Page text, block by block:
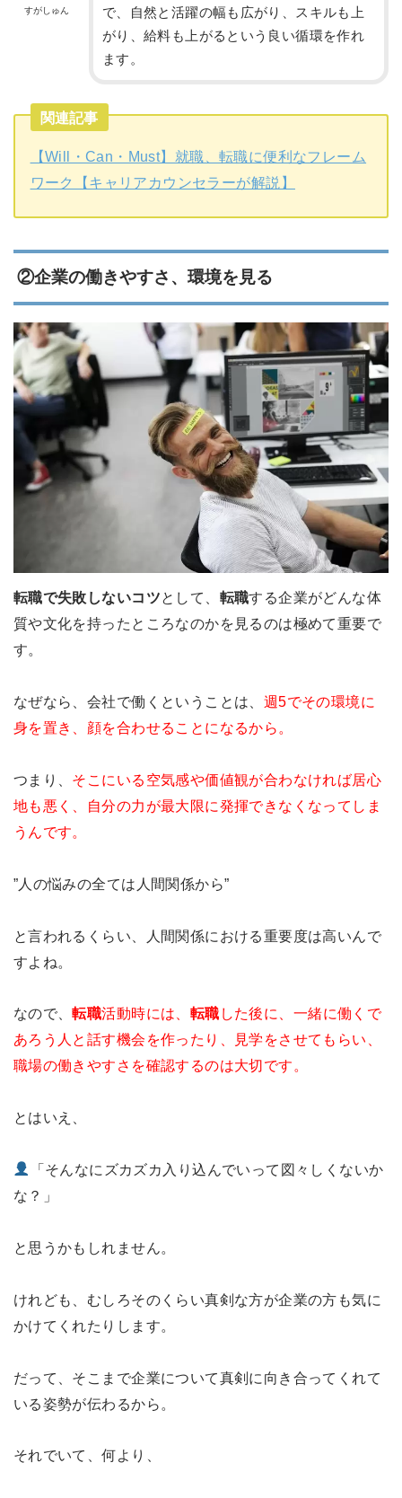
すがしゅん
で、自然と活躍の幅も広がり、スキルも上
がり、給料も上がるという良い循環を作れ
ます。
関連記事
【Will・Can・Must】就職、転職に便利なフレーム
ワーク【キャリアカウンセラーが解説】
②企業の働きやすさ、環境を見る
転職で失敗しないコツとして、 転職する企業がどんな体
質や文化を持ったところなのかを見るのは極めて重要で
す。
なぜなら、会社で働くということは、 週5でその環境に
身を置き、顔を合わせることになるから。
つまり、 そこにいる空気感や価値観が合わなければ居心
地も悪く、自分の力が最大限に発揮できなくなってしま
うんです。
”人の悩みの全ては人間関係から”
と言われるくらい、人間関係における重要度は高いんで
すよね。
なので、転職活動時には、 転職 した後に、一緒に働くで
あろう人と話す機会を作ったり、見学をさせてもらい、
職場の働きやすさを確認するのは大切です。
とはいえ、
「そんなにズカズカ入り込んでいって図々しくないか
な？」
と思うかもしれません。
けれども、むしろそのくらい真剣な方が企業の方も気に
かけてくれたりします。
だって、そこまで企業について真剣に向き合ってくれて
いる姿勢が伝わるから。
それでいて、何より、